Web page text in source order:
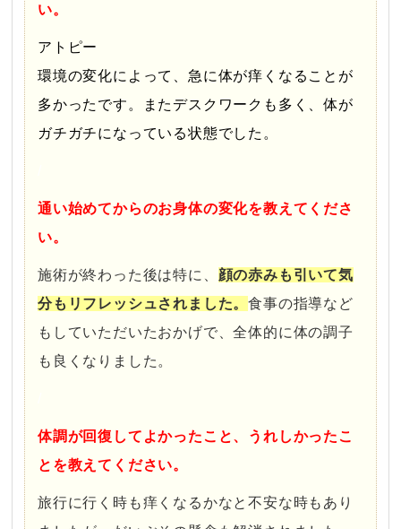
い。
アトピー
環境の変化によって、急に体が痒くなることが
多かったです。
またデスクワークも多く、体が
ガチガチになっている状態でした。
通い始めてからのお身体の変化を教えてくださ
い。
施術が終わった後は特に、 顔の赤みも引いて気
分もリフレッシュされました。食事の指導など
もしていただいたおかげで、全体的に体の調子
も良くなりました。
体調が回復してよかったこと、うれしかったこ
とを教えてください。
旅行に行く時も痒くなるかなと不安な時もあり